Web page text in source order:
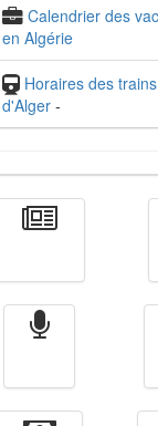
Calendrier des
en Algérie
Horaires des
d'Alger -